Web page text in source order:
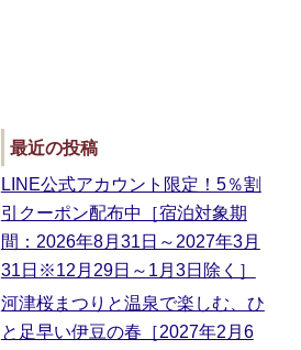
最近の投稿
LINE公式アカウント限定！5％割
引クーポン配布中［宿泊対象期
間：2026年8月31日～2027年3月
31日※12月29日～1月3日除く］
河津桜まつりと温泉で楽しむ、ひ
と足早い伊豆の春［2027年2月6